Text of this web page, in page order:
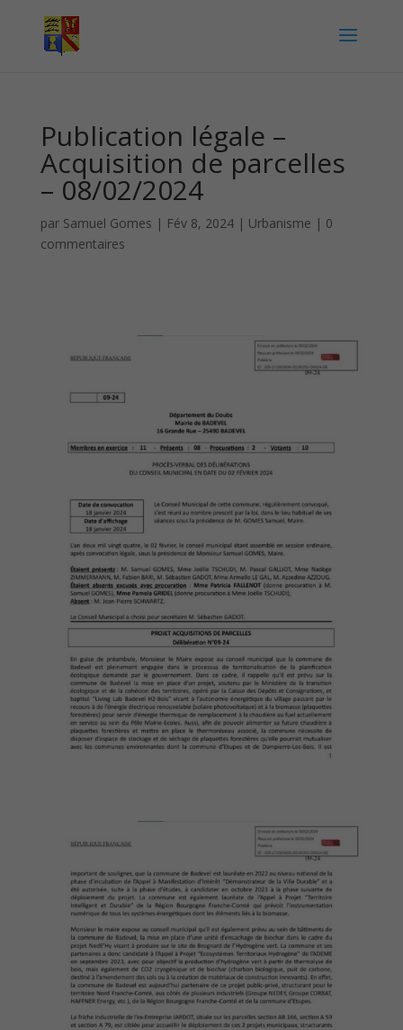
Publication légale –
Acquisition de parcelles
– 08/02/2024
par Samuel Gomes | Fév 8, 2024| Urbanisme | 0
commentaires